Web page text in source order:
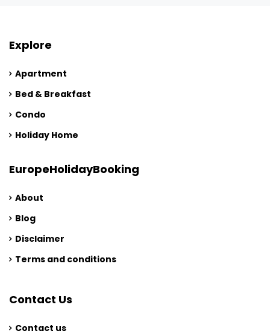
Explore
Apartment
Bed & Breakfast
Condo
Holiday Home
EuropeHolidayBooking
About
Blog
Disclaimer
Terms and conditions
Contact Us
Contact us